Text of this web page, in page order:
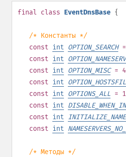
final class EventDnsBase {
/* Константы */
const int OPTION_SEARCH=
const int
const int OPTION_MISC= 4
const int
const int OPTIONS_ALL =
const int
const int
const int
/* Методы */